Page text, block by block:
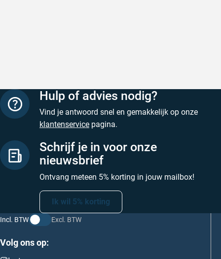
Hulp of advies nodig?
Vind je antwoord snel en gemakkelijk op onze
klantenservice pagina.
Schrijf je in voor onze
nieuwsbrief
Ontvang meteen 5% korting in jouw mailbox!
Ik wil 5% korting
Incl. BTW Excl. BTW
Volg ons op: